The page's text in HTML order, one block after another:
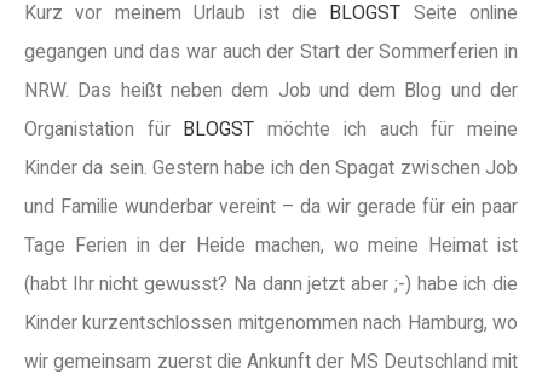
Kurz vor meinem Urlaub ist die BLOGST Seite online
gegangen und das war auch der Start der Sommerferien in
NRW. Das heißt neben dem Job und dem Blog und der
Organistation für BLOGST möchte ich auch für meine
Kinder da sein. Gestern habe ich den Spagat zwischen Job
und Familie wunderbar vereint – da wir gerade für ein paar
Tage Ferien in der Heide machen, wo meine Heimat ist
(habt Ihr nicht gewusst? Na dann jetzt aber ;-) habe ich die
Kinder kurzentschlossen mitgenommen nach Hamburg, wo
wir gemeinsam zuerst die Ankunft der MS Deutschland mit